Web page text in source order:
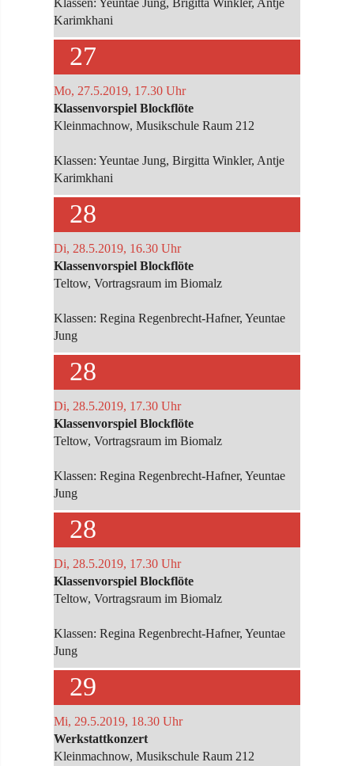
Klassen: Yeuntae Jung, Brigitta Winkler, Antje
Karimkhani
27
Mo, 27.5.2019, 17.30 Uhr
Klassenvorspiel Blockflöte
Kleinmachnow, Musikschule Raum 212
Klassen: Yeuntae Jung, Birgitta Winkler, Antje
Karimkhani
28
Di, 28.5.2019, 16.30 Uhr
Klassenvorspiel Blockflöte
Teltow, Vortragsraum im Biomalz
Klassen: Regina Regenbrecht-Hafner, Yeuntae
Jung
28
Di, 28.5.2019, 17.30 Uhr
Klassenvorspiel Blockflöte
Teltow, Vortragsraum im Biomalz
Klassen: Regina Regenbrecht-Hafner, Yeuntae
Jung
28
Di, 28.5.2019, 17.30 Uhr
Klassenvorspiel Blockflöte
Teltow, Vortragsraum im Biomalz
Klassen: Regina Regenbrecht-Hafner, Yeuntae
Jung
29
Mi, 29.5.2019, 18.30 Uhr
Werkstattkonzert
Kleinmachnow, Musikschule Raum 212